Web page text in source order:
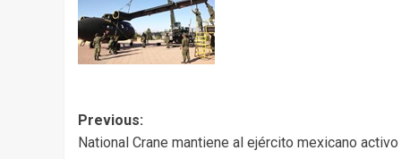
Post
Previous:
National Crane mantiene al ejército mexicano activo